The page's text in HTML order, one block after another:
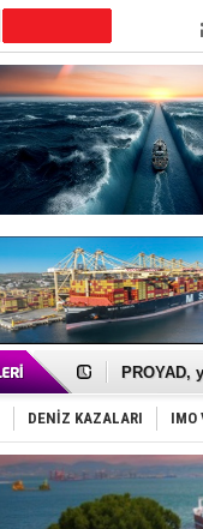
İTU AUV,
PROYAD,
Türkiye-
Türk
Deniz
DÖDER,
Fairline,
Baltık
Runit
DENİZ KAZALARI IMO